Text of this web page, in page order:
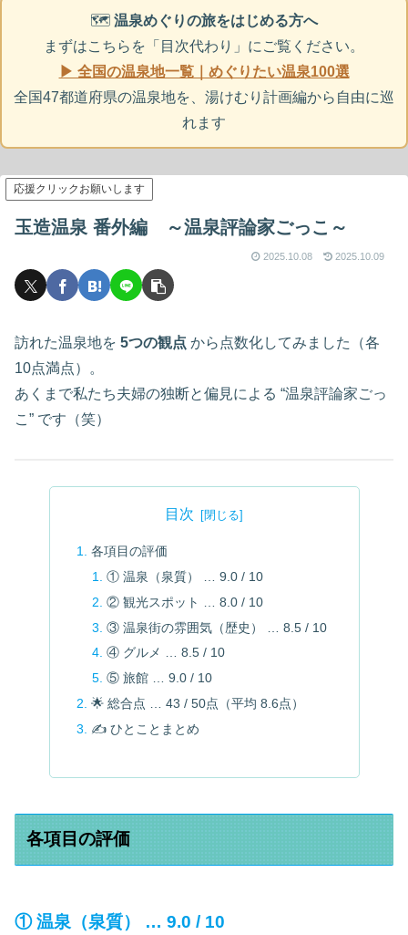
🗺️ 温泉めぐりの旅をはじめる方へ
まずはこちらを「目次代わり」にご覧ください。
▶ 全国の温泉地一覧｜めぐりたい温泉100選
全国47都道府県の温泉地を、湯けむり計画編から自由に巡
れます
応援クリックお願いします
玉造温泉 番外編 ～温泉評論家ごっこ～
2025.10.08 2025.10.09
訪れた温泉地を 5つの観点 から点数化してみました（各
10点満点）。
あくまで私たち夫婦の独断と偏見による “温泉評論家ごっ
こ” です（笑）
目次
各項目の評価
① 温泉（泉質） … 9.0 / 10
② 観光スポット … 8.0 / 10
③ 温泉街の雰囲気（歴史） … 8.5 / 10
④ グルメ … 8.5 / 10
⑤ 旅館 … 9.0 / 10
🌟 総合点 … 43 / 50点（平均 8.6点）
✍️ ひとことまとめ
各項目の評価
① 温泉（泉質） … 9.0 / 10